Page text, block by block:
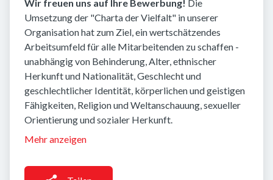
Wir freuen uns auf Ihre Bewerbung! Die
Umsetzung der "Charta der Vielfalt" in unserer
Organisation hat zum Ziel, ein wertschätzendes
Arbeitsumfeld für alle Mitarbeitenden zu schaffen -
unabhängig von Behinderung, Alter, ethnischer
Herkunft und Nationalität, Geschlecht und
geschlechtlicher Identität, körperlichen und geistigen
Fähigkeiten, Religion und Weltanschauung, sexueller
Orientierung und sozialer Herkunft.
Mehr anzeigen